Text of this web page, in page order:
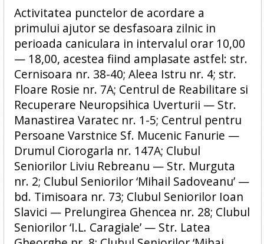
Activitatea punctelor de acordare a
primului ajutor se desfasoara zilnic in
perioada caniculara in intervalul orar 10,00
— 18,00, acestea fiind amplasate astfel: str.
Cernisoara nr. 38-40; Aleea Istru nr. 4; str.
Floare Rosie nr. 7A; Centrul de Reabilitare si
Recuperare Neuropsihica Uverturii — Str.
Manastirea Varatec nr. 1-5; Centrul pentru
Persoane Varstnice Sf. Mucenic Fanurie —
Drumul Ciorogarla nr. 147A; Clubul
Seniorilor Liviu Rebreanu — Str. Murguta
nr. 2; Clubul Seniorilor ‘Mihail Sadoveanu’ —
bd. Timisoara nr. 73; Clubul Seniorilor Ioan
Slavici — Prelungirea Ghencea nr. 28; Clubul
Seniorilor ‘I.L. Caragiale’ — Str. Latea